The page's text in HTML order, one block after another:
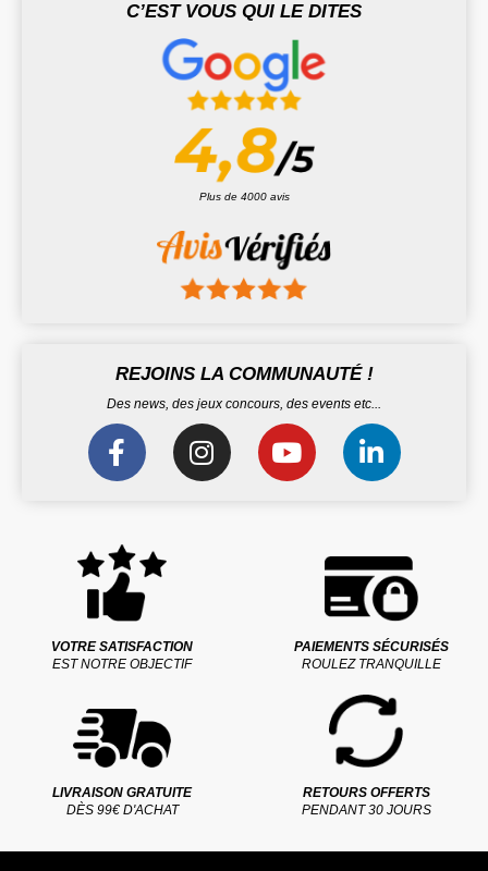
C’EST VOUS QUI LE DITES
Plus de 4000 avis
REJOINS LA COMMUNAUTÉ !
Des news, des jeux concours, des events etc...
VOTRE SATISFACTION
EST NOTRE OBJECTIF
PAIEMENTS SÉCURISÉS
ROULEZ TRANQUILLE
LIVRAISON GRATUITE
DÈS 99€ D'ACHAT
RETOURS OFFERTS
PENDANT 30 JOURS